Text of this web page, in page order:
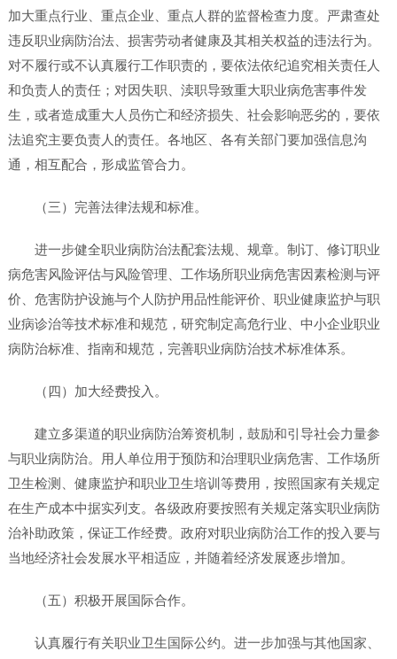
加大重点行业、重点企业、重点人群的监督检查力度。严肃查处
违反职业病防治法、损害劳动者健康及其相关权益的违法行为。
对不履行或不认真履行工作职责的，要依法依纪追究相关责任人
和负责人的责任；对因失职、渎职导致重大职业病危害事件发
生，或者造成重大人员伤亡和经济损失、社会影响恶劣的，要依
法追究主要负责人的责任。各地区、各有关部门要加强信息沟
通，相互配合，形成监管合力。
（三）完善法律法规和标准。
进一步健全职业病防治法配套法规、规章。制订、修订职业
病危害风险评估与风险管理、工作场所职业病危害因素检测与评
价、危害防护设施与个人防护用品性能评价、职业健康监护与职
业病诊治等技术标准和规范，研究制定高危行业、中小企业职业
病防治标准、指南和规范，完善职业病防治技术标准体系。
（四）加大经费投入。
建立多渠道的职业病防治筹资机制，鼓励和引导社会力量参
与职业病防治。用人单位用于预防和治理职业病危害、工作场所
卫生检测、健康监护和职业卫生培训等费用，按照国家有关规定
在生产成本中据实列支。各级政府要按照有关规定落实职业病防
治补助政策，保证工作经费。政府对职业病防治工作的投入要与
当地经济社会发展水平相适应，并随着经济发展逐步增加。
（五）积极开展国际合作。
认真履行有关职业卫生国际公约。进一步加强与其他国家、